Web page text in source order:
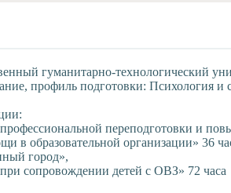
гуманитарно-технологический
профиль подготовки: Психология и
переподготовки и
в образовательной организации» 36
город»,
сопровождении детей с ОВЗ» 72 часа